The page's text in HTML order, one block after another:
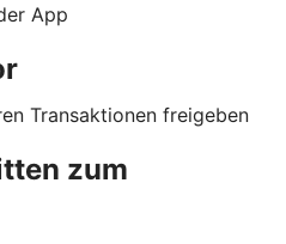
App
Transaktionen freigeben
zum